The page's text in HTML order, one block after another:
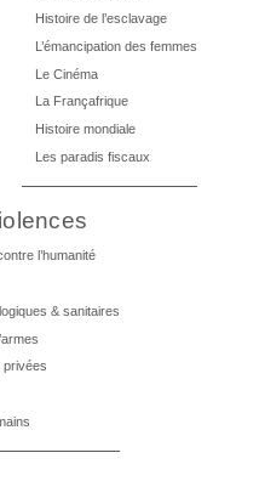
Histoire de l’esclavage
L’émancipation des femmes
Le Cinéma
La Françafrique
Histoire mondiale
Les paradis fiscaux
l’humanité
& sanitaires
privées